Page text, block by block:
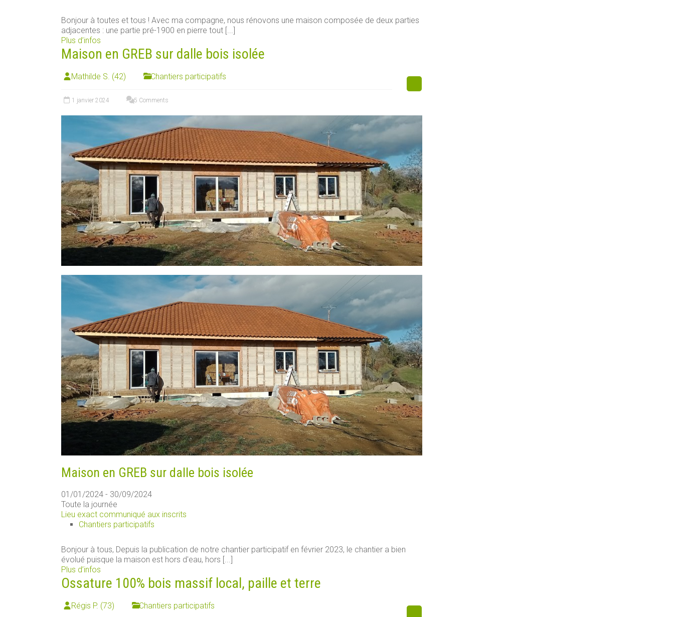
Bonjour à toutes et tous ! Avec ma compagne, nous rénovons une maison composée de deux parties
adjacentes : une partie pré-1900 en pierre tout [...]
Plus d’infos
Maison en GREB sur dalle bois isolée
Mathilde S. (42) Chantiers participatifs
1 janvier 2024 5 Comments
Maison en GREB sur dalle bois isolée
01/01/2024 - 30/09/2024
Toute la journée
Lieu exact communiqué aux inscrits
Chantiers participatifs
Bonjour à tous, Depuis la publication de notre chantier participatif en février 2023, le chantier a bien
évolué puisque la maison est hors d'eau, hors [...]
Plus d’infos
Ossature 100% bois massif local, paille et terre
Régis P. (73) Chantiers participatifs